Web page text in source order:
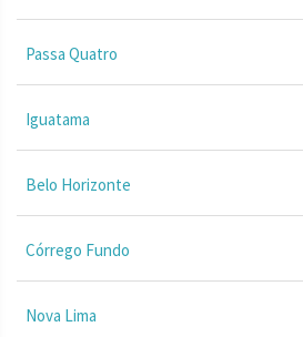
Passa Quatro
Iguatama
Belo Horizonte
Córrego Fundo
Nova Lima